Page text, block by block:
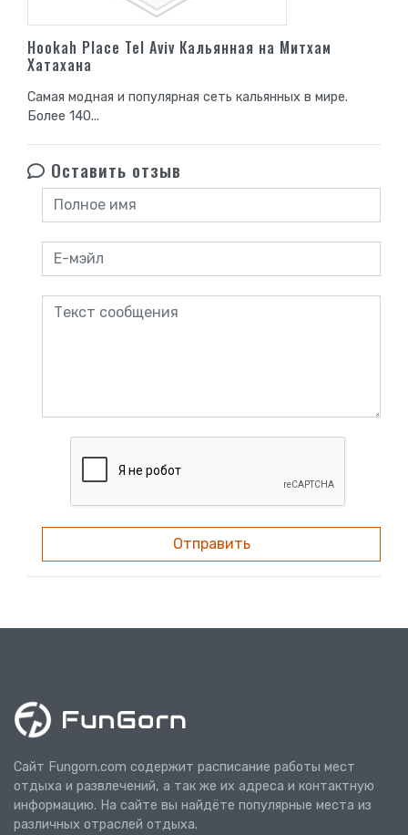
Hookah Place Tel Aviv Кальянная на Митхам
Хатахана
Самая модная и популярная сеть кальянных в мире.
Более 140...
Оставить отзыв
Отправить
Сайт Fungorn.com содержит расписание работы мест
отдыха и развлечений, а так же их адреса и контактную
информацию. На сайте вы найдёте популярные места из
различных отраслей отдыха.